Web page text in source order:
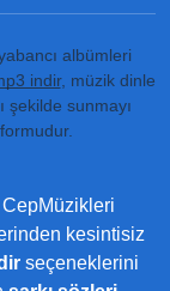
albümleri
indir, müzik dinle
şekilde sunmayı
CepMüzikleri
kesintisiz
seçeneklerini